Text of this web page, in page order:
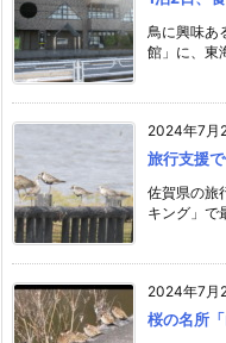
鳥に興味あ
館」に、東
2024年7月
旅行支援
佐賀県の旅
キング」で
2024年7月
桜の名所